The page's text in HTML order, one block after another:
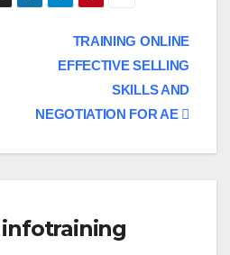
TRAINING ONLINE
EFFECTIVE SELLING
SKILLS AND
NEGOTIATION FOR AE
infotraining